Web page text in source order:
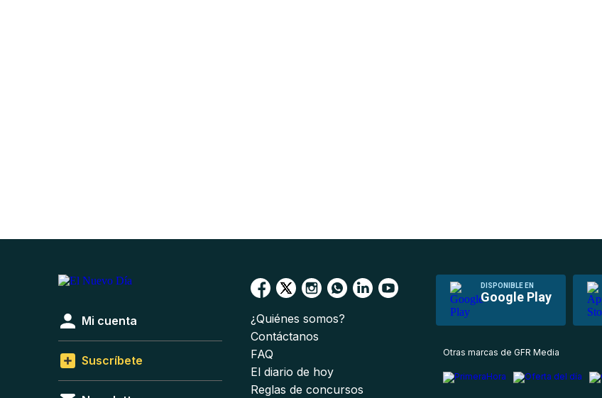
DISPONIBLE EN
Google Play
Mi cuenta
Suscríbete
¿Quiénes somos?
Contáctanos
FAQ
El diario de hoy
Reglas de concursos
Otras marcas de GFR Media